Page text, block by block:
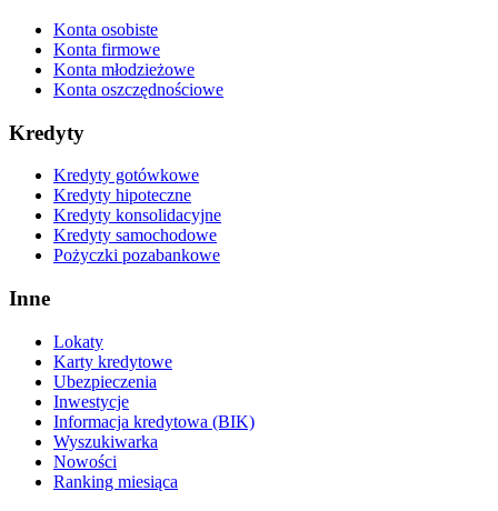
Konta osobiste
Konta firmowe
Konta młodzieżowe
Konta oszczędnościowe
Kredyty
Kredyty gotówkowe
Kredyty hipoteczne
Kredyty konsolidacyjne
Kredyty samochodowe
Pożyczki pozabankowe
Inne
Lokaty
Karty kredytowe
Ubezpieczenia
Inwestycje
Informacja kredytowa (BIK)
Wyszukiwarka
Nowości
Ranking miesiąca